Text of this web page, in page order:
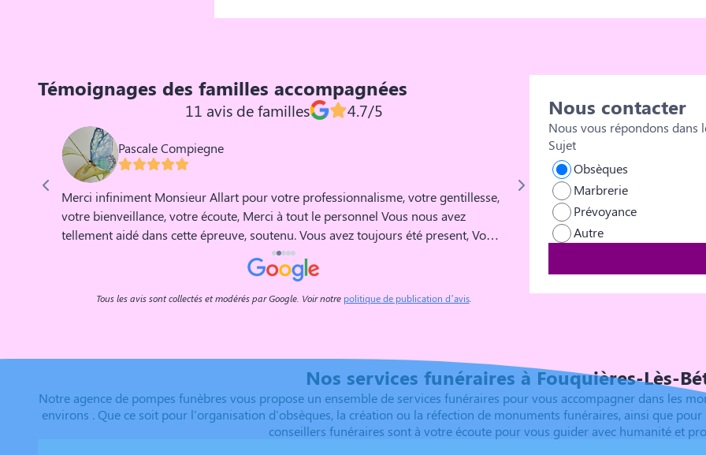
Témoignages des familles accompagnées
11 avis de familles 4.7/5
Pascale Compiegne
Merci infiniment Monsieur Allart pour votre professionnalisme, votre gentillesse,
votre bienveillance, votre écoute, Merci à tout le personnel Vous nous avez
tellement aidé dans cette épreuve, soutenu. Vous avez toujours été present, Vous
nous avez conseillé Car l'épreuve du départ d un Etre Cher, nous anéantit, et
seuls, il nous,m est impossible d affronter la période qui suit le décès. Vous avez
été présent, et vous avez offert à Mon Mari, à Notre Papa, le meilleur, ce qu il
Nath
Monsieur Éric Allart et son
et de très bon conseil. Toute la
remercie.
Tous les avis sont collectés et modérés par Google. Voir notre politique de publication d’avis.
Nous contacter
Nous vous répondons dans
Sujet
Obsèques
Marbrerie
Prévoyance
Autre
Nos services funéraires à Fouquières-Lès-
Notre agence de pompes funèbres vous propose un ensemble de services funéraires pour vous accompagner dans les
environs . Que ce soit pour l'organisation d'obsèques, la création ou la réfection de monuments funéraires, ainsi que
conseillers funéraires sont à votre écoute pour vous guider avec humanité et